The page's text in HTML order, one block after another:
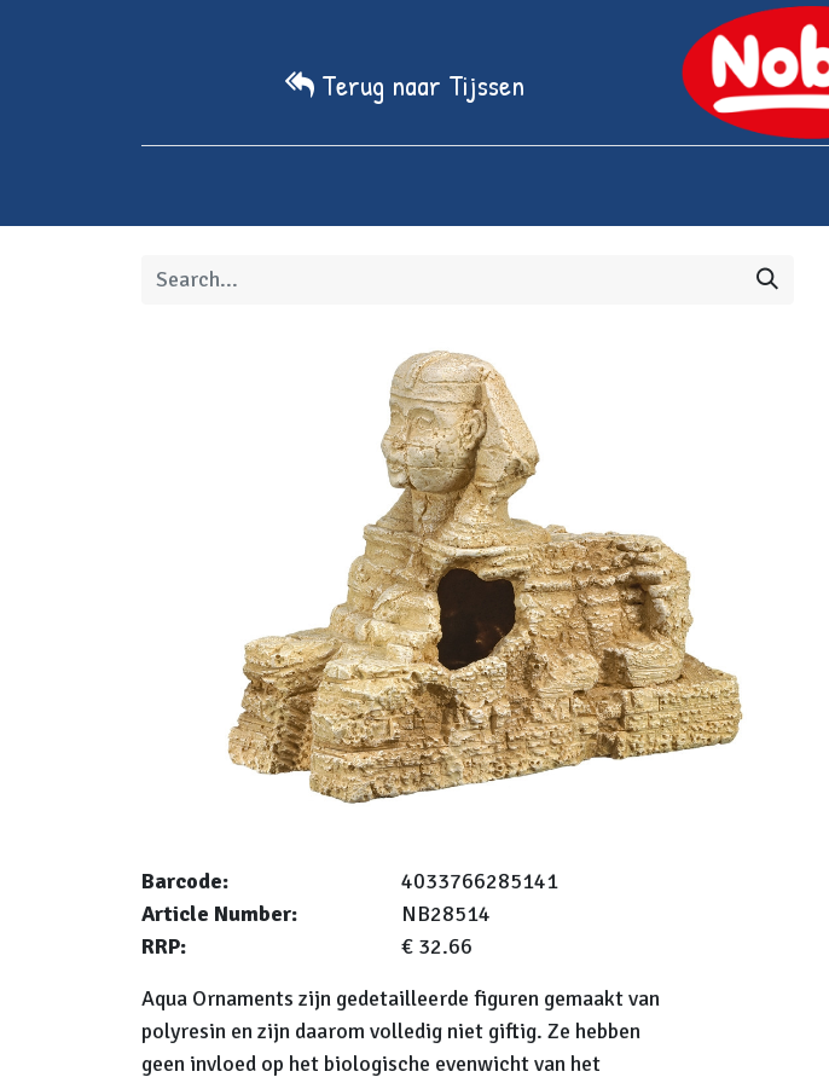
Terug naar Tijssen
Barcode:
4033766285141
Article Number:
NB28514
RRP:
€ 32.66
Aqua Ornaments zijn gedetailleerde figuren gemaakt van
polyresin en zijn daarom volledig niet giftig. Ze hebben
geen invloed op het biologische evenwicht van het